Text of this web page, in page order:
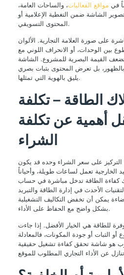
في مواقع الفعاليات، والساحات العامة،
الشاشة ضمن التغطية الإعلامية أو
المحتوى التسويقي.
على صورة العلامة التجارية. الألوان
بين الوحدات، أو الانحراف اللوني مع
القيمة البصرية للمشروع. الشاشة
بالظهور، بل تعرض المحتوى بثبات بصري
يليق بالهوية التي تمثلها.
الطاقة – تكلفة
أهمية عن تكلفة
الشراء
التركيز على سعر الشراء وحده قد يكون
الخارجية تعمل لساعات طويلة، وأحياناً
كفاءة الطاقة تدخل مباشرة في حساب
الأحدث في إدارة الطاقة والتبريد
يمكن أن تخفض التكاليف التشغيلية
بشكل واضح مع الحفاظ على الأداء.
للطاقة هي الخيار الأفضل. إذا جاءت
الثبات أو جودة المكونات، فالمعادلة
هو شاشة تحقق كفاءة تشغيل حقيقية